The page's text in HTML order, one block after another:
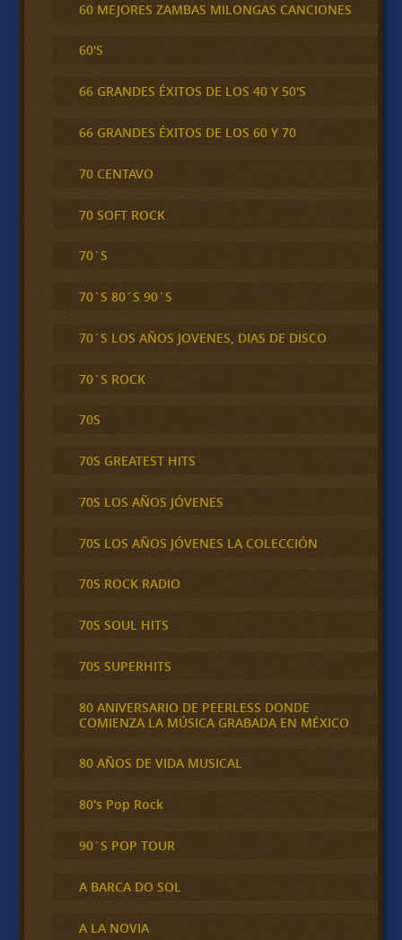
60 MEJORES ZAMBAS MILONGAS CANCIONES
60'S
66 GRANDES ÉXITOS DE LOS 40 Y 50'S
66 GRANDES ÉXITOS DE LOS 60 Y 70
70 CENTAVO
70 SOFT ROCK
70´S
70´S 80´S 90´S
70´S LOS AÑOS JOVENES, DIAS DE DISCO
70´S ROCK
70S
70S GREATEST HITS
70S LOS AÑOS JÓVENES
70S LOS AÑOS JÓVENES LA COLECCIÓN
70S ROCK RADIO
70S SOUL HITS
70S SUPERHITS
80 ANIVERSARIO DE PEERLESS DONDE
COMIENZA LA MÚSICA GRABADA EN MÉXICO
80 AÑOS DE VIDA MUSICAL
80's Pop Rock
90´S POP TOUR
A BARCA DO SOL
A LA NOVIA